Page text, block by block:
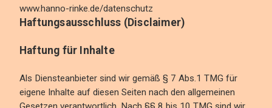
www.hanno-rinke.de/datenschutz
Haftungsausschluss (Disclaimer)
Haftung für Inhalte
Als Diensteanbieter sind wir gemäß § 7 Abs.1 TMG für
eigene Inhalte auf diesen Seiten nach den allgemeinen